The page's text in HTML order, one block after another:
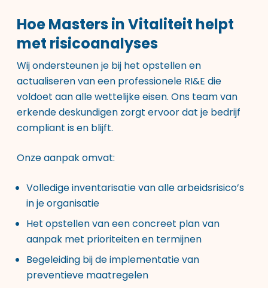
Hoe Masters in Vitaliteit helpt
met risicoanalyses
Wij ondersteunen je bij het opstellen en
actualiseren van een professionele RI&E die
voldoet aan alle wettelijke eisen. Ons team van
erkende deskundigen zorgt ervoor dat je bedrijf
compliant is en blijft.
Onze aanpak omvat:
Volledige inventarisatie van alle arbeidsrisico’s
in je organisatie
Het opstellen van een concreet plan van
aanpak met prioriteiten en termijnen
Begeleiding bij de implementatie van
preventieve maatregelen